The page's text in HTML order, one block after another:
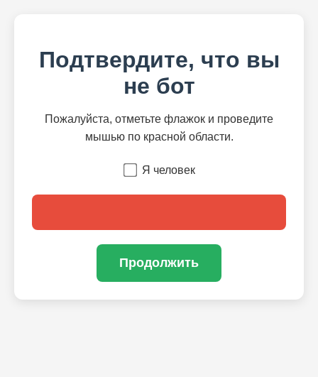
Подтвердите, что вы
не бот
Пожалуйста, отметьте флажок и проведите
мышью по красной области.
Я человек
Продолжить